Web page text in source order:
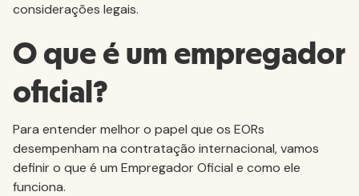
considerações legais.
O que é um empregador
oficial?
Para entender melhor o papel que os EORs
desempenham na contratação internacional, vamos
definir o que é um Empregador Oficial e como ele
funciona.